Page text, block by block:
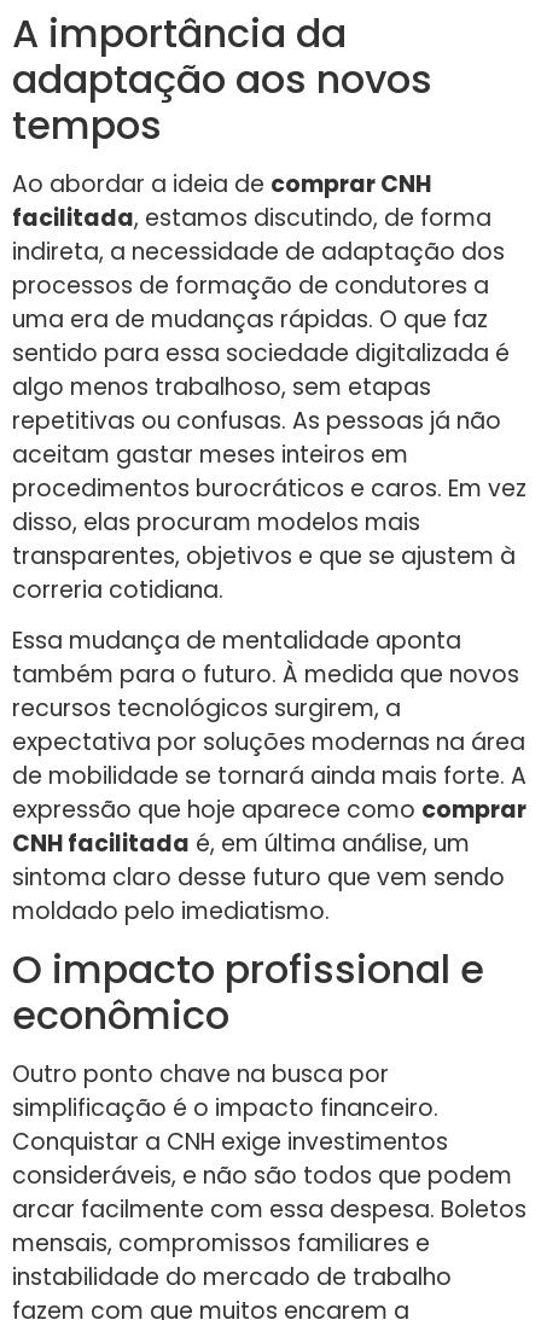
A importância da
adaptação aos novos
tempos
Ao abordar a ideia de comprar CNH
facilitada, estamos discutindo, de forma
indireta, a necessidade de adaptação dos
processos de formação de condutores a
uma era de mudanças rápidas. O que faz
sentido para essa sociedade digitalizada é
algo menos trabalhoso, sem etapas
repetitivas ou confusas. As pessoas já não
aceitam gastar meses inteiros em
procedimentos burocráticos e caros. Em vez
disso, elas procuram modelos mais
transparentes, objetivos e que se ajustem à
correria cotidiana.
Essa mudança de mentalidade aponta
também para o futuro. À medida que novos
recursos tecnológicos surgirem, a
expectativa por soluções modernas na área
de mobilidade se tornará ainda mais forte. A
expressão que hoje aparece como comprar
CNH facilitada é, em última análise, um
sintoma claro desse futuro que vem sendo
moldado pelo imediatismo.
O impacto profissional e
econômico
Outro ponto chave na busca por
simplificação é o impacto financeiro.
Conquistar a CNH exige investimentos
consideráveis, e não são todos que podem
arcar facilmente com essa despesa. Boletos
mensais, compromissos familiares e
instabilidade do mercado de trabalho
fazem com que muitos encarem a